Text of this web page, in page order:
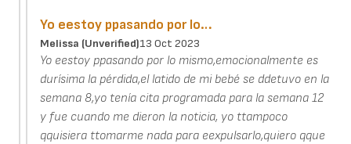
Yo eestoy ppasando por lo…
Melissa (unverified)13 Oct 2023
Yo eestoy ppasando por lo mismo,emocionalmente es
durísima la pérdida,el latido de mi bebé se ddetuvo en la
semana 8,yo tenía cita programada para la semana 12
y fue cuando me dieron la noticia, yo ttampoco
qquisiera ttomarme nada para eexpulsarlo,quiero qque